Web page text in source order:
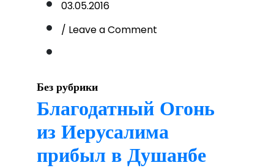
03.05.2016
/ Leave a CommentАрхиерейская
храма
й
Военной
Без рубрики
Благодатный Огонь
из Иерусалима
прибыл в Душанбе